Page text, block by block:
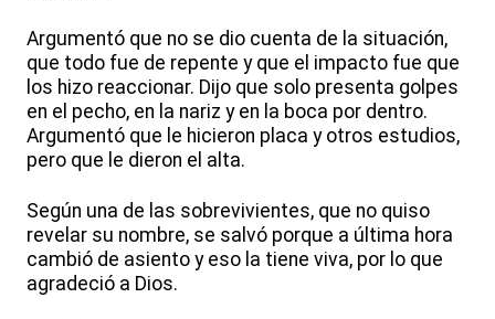
Argumentó que no se dio cuenta de la situación,
que todo fue de repente y que el impacto fue que
los hizo reaccionar. Dijo que solo presenta golpes
en el pecho, en la nariz y en la boca por dentro.
Argumentó que le hicieron placa y otros estudios,
pero que le dieron el alta.
Según una de las sobrevivientes, que no quiso
revelar su nombre, se salvó porque a última hora
cambió de asiento y eso la tiene viva, por lo que
agradeció a Dios.